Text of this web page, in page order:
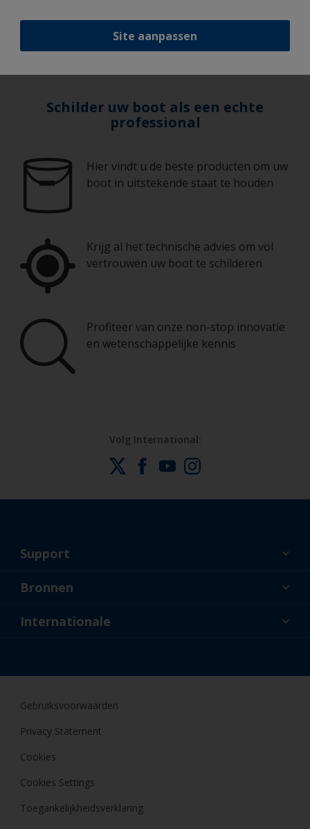
Implementatie van van toonaangevende
opleidingsprogramma's.
Site aanpassen
Schilder uw boot als een echte
professional
Hier vindt u de beste producten om uw
boot in uitstekende staat te houden
Krijg al het technische advies om vol
vertrouwen uw boot te schilderen
Profiteer van onze non-stop innovatie
en wetenschappelijke kennis
Volg International:
Support
Over ons
Bronnen
Nieuws
Internationale
Gebruiksvoorwaarden
Privacy Statement
Cookies
Cookies Settings
Toegankelijkheidsverklaring